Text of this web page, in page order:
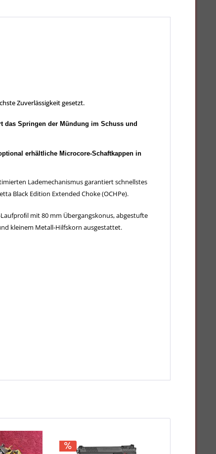
Zuverlässigkeit gesetzt.
das Springen der Mündung im Schuss und
erhältliche Microcore-Schaftkappen in
Lademechanismus garantiert schnellstes
Black Edition Extended Choke (OCHPe).
mit 80 mm Übergangskonus, abgestufte
kleinem Metall-Hilfskorn ausgestattet.